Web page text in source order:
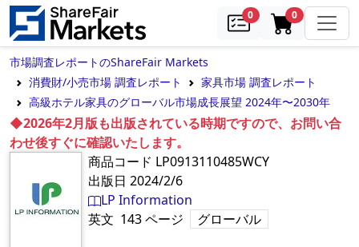
0samples0in cart
市場調査レポートのShareFair Markets
消費財/小売市場 調査レポート
家具市場 調査レポート
高級ホテル家具のグローバル市場成長展望 2024年〜2030年
◆2026年2月版も出版されている時期ですので、お問い合
わせ後すぐに確認いたします。
商品コード LP0913110485WCY
出版日 2024/2/6
LP Information
英文 143ページ グローバル